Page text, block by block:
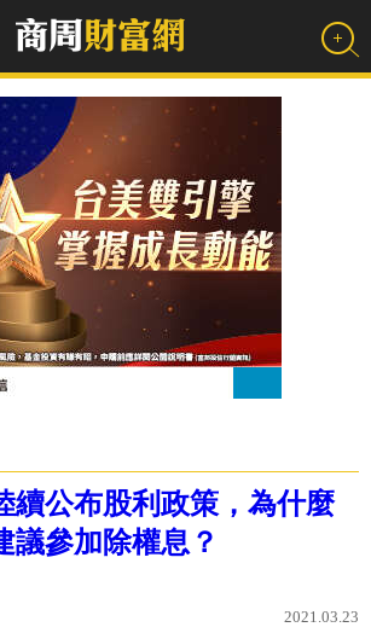
續公布股利政策，為什麼
議參加除權息？
2021.03.23